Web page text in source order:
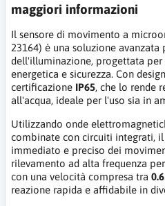
maggiori informazioni
Il sensore di movimento a
23164) è una soluzione
dell'illuminazione, progettata per
energetica e sicurezza. Con
certificazione IP65, che lo rende
all'acqua, ideale per l'uso sia in
Utilizzando onde
combinate con circuiti integrati,
immediato e preciso dei
rilevamento ad alta frequenza
con una velocità compresa tra
reazione rapida e affidabile in